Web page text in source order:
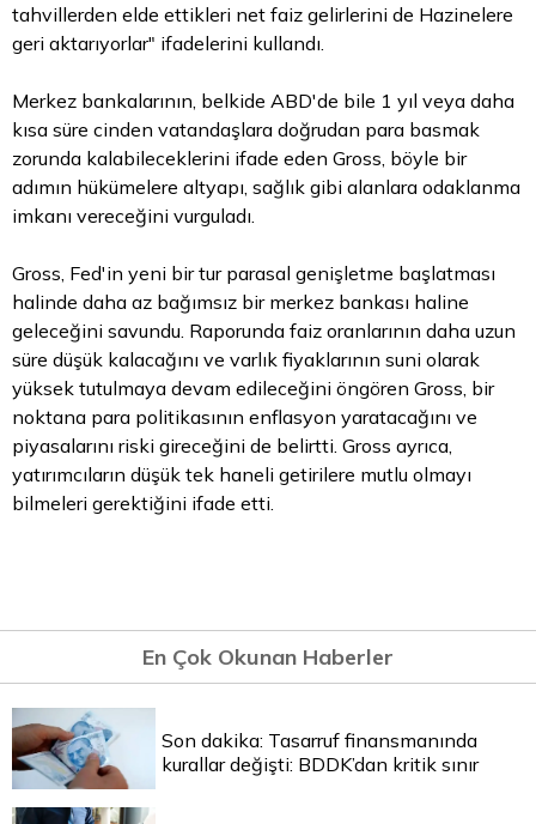
tahvillerden elde ettikleri net faiz gelirlerini de Hazinelere
geri aktarıyorlar" ifadelerini kullandı.
Merkez bankalarının, belkide ABD'de bile 1 yıl veya daha
kısa süre cinden vatandaşlara doğrudan para basmak
zorunda kalabileceklerini ifade eden Gross, böyle bir
adımın hükümelere altyapı, sağlık gibi alanlara odaklanma
imkanı vereceğini vurguladı.
Gross, Fed'in yeni bir tur parasal genişletme başlatması
halinde daha az bağımsız bir merkez bankası haline
geleceğini savundu. Raporunda faiz oranlarının daha uzun
süre düşük kalacağını ve varlık fiyaklarının suni olarak
yüksek tutulmaya devam edileceğini öngören Gross, bir
noktana para politikasının enflasyon yaratacağını ve
piyasalarını riski gireceğini de belirtti. Gross ayrıca,
yatırımcıların düşük tek haneli getirilere mutlu olmayı
bilmeleri gerektiğini ifade etti.
En Çok Okunan Haberler
Son dakika: Tasarruf finansmanında
kurallar değişti: BDDK’dan kritik sınır